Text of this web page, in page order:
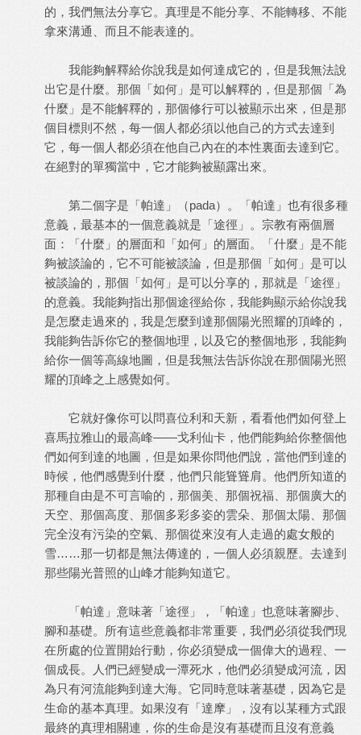
的，我們無法分享它。真理是不能分享、不能轉移、不能
拿來溝通、而且不能表達的。
我能夠解釋給你說我是如何達成它的，但是我無法說
出它是什麼。那個「如何」是可以解釋的，但是那個「為
什麼」是不能解釋的，那個修行可以被顯示出來，但是那
個目標則不然，每一個人都必須以他自己的方式去達到
它，每一個人都必須在他自己內在的本性裏面去達到它。
在絕對的單獨當中，它才能夠被顯露出來。
第二個字是「帕達」（pada）。「帕達」也有很多種
意義，最基本的一個意義就是「途徑」。宗教有兩個層
面：「什麼」的層面和「如何」的層面。「什麼」是不能
夠被談論的，它不可能被談論，但是那個「如何」是可以
被談論的，那個「如何」是可以分享的，那就是「途徑」
的意義。我能夠指出那個途徑給你，我能夠顯示給你說我
是怎麼走過來的，我是怎麼到達那個陽光照耀的頂峰的，
我能夠告訴你它的整個地理，以及它的整個地形，我能夠
給你一個等高線地圖，但是我無法告訴你說在那個陽光照
耀的頂峰之上感覺如何。
它就好像你可以問喜位利和天新，看看他們如何登上
喜馬拉雅山的最高峰——戈利仙卡，他們能夠給你整個他
們如何到達的地圖，但是如果你問他們說，當他們到達的
時候，他們感覺到什麼，他們只能聳聳肩。他們所知道的
那種自由是不可言喻的，那個美、那個祝福、那個廣大的
天空、那個高度、那個多彩多姿的雲朵、那個太陽、那個
完全沒有污染的空氣、那個從來沒有人走過的處女般的
雪……那一切都是無法傳達的，一個人必須親歷。去達到
那些陽光普照的山峰才能夠知道它。
「帕達」意味著「途徑」，「帕達」也意味著腳步、
腳和基礎。所有這些意義都非常重要，我們必須從我們現
在所處的位置開始行動，你必須變成一個偉大的過程、一
個成長。人們已經變成一潭死水，他們必須變成河流，因
為只有河流能夠到達大海。它同時意味著基礎，因為它是
生命的基本真理。如果沒有「達摩」，沒有以某種方式跟
最終的真理相關連，你的生命是沒有基礎而且沒有意義